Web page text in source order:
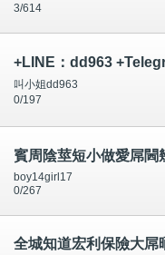
3/614
叫小姐dd963
0/197
boy14girl17
0/267